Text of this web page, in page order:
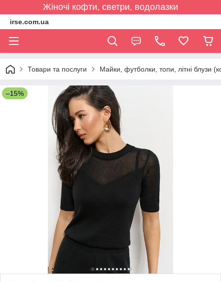
Жіночі кофти, светри, водолазки
irse.com.ua
Товари та послуги Майки, футболки, топи, літні блузи
–15%